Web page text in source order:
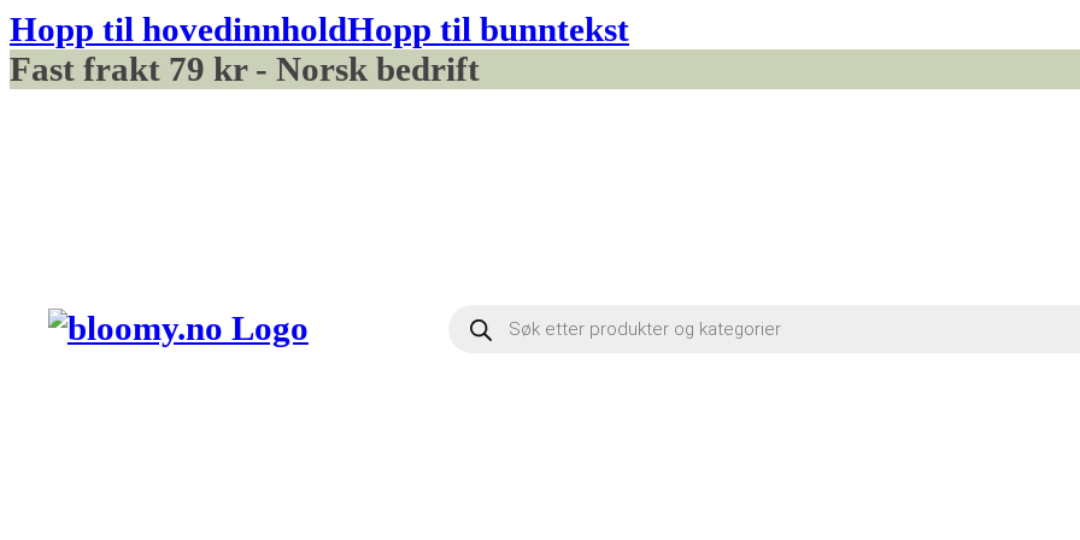
Hopp til hovedinnholdHopp til bunntekst
Fast frakt 79 kr - Norsk bedrift
Products
search